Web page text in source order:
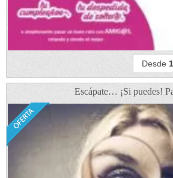
Desde
Escápate… ¡Si puedes!